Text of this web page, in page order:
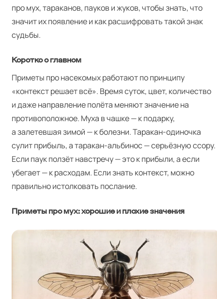
про мух, тараканов, пауков и жуков, чтобы знать, что
значит их появление и как расшифровать такой знак
судьбы.
Коротко о главном
Приметы про насекомых работают по принципу
«контекст решает всё». Время суток, цвет, количество
и даже направление полёта меняют значение на
противоположное. Муха в чашке — к подарку,
а залетевшая зимой — к болезни. Таракан-одиночка
сулит прибыль, а таракан-альбинос — серьёзную ссору.
Если паук ползёт навстречу — это к прибыли, а если
убегает — к расходам. Если знать контекст, можно
правильно истолковать послание.
Приметы про мух: хорошие и плохие значения